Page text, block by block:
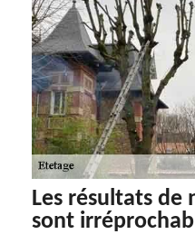
Les résultats de
sont